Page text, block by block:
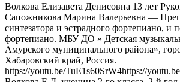
Волкова Елизавета Денисовна 13 лет
Сапожникова Марина Валерьевна —
синтезатора и эстрадного фортепиано, и
фортепиано. МБУ ДО » Детская
Амурского муниципального района»,
Хабаровский край, Россия.
https://youtu.be/TuE1s60SrW4https://